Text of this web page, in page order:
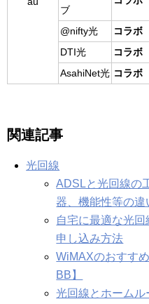
ブ
@nifty光 コラボ
DTI光
コラボ
AsahiNet光 コラボ
関連記事
光回線
ADSLと光回線の
器、機能性等の違
自宅に最適な光回
申し込み方法
WiMAXのおすす
BB】
光回線とホーム